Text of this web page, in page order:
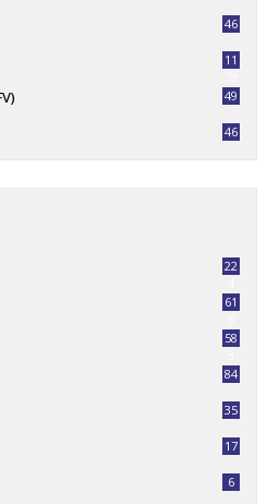
46
11
49
46
22
61
58
84
35
17
6